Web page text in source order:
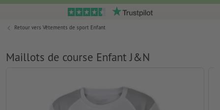
Retour vers Vêtements de sport Enfant
Maillots de course Enfant J&N